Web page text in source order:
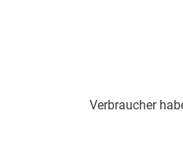
Verbraucher